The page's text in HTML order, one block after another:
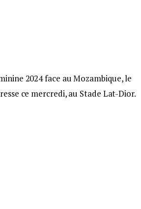
2024 face au Mozambique, le
ce mercredi, au Stade Lat-Dior.